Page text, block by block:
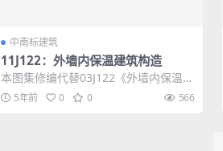
中南标建筑
11J122：外墙内保温建筑构造
本图集修编代替03J122《外墙内保温建
筑构造》，其适用于夏热冬冷地区、夏
热冬暖...
5年前 0 0 566